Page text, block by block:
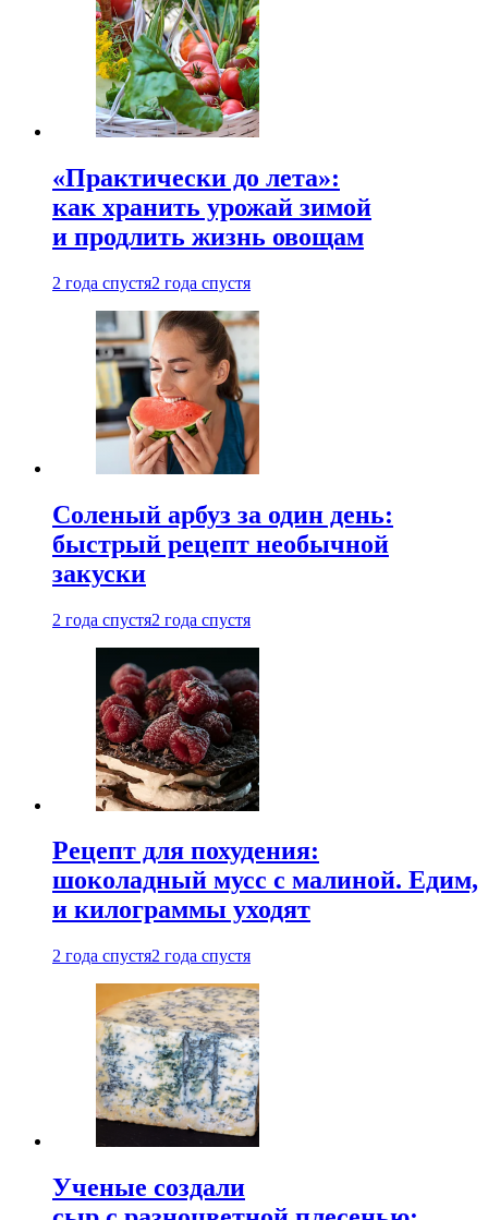
«Практически до лета»:
как хранить урожай зимой
и продлить жизнь овощам
2 года спустя2 года спустя
Соленый арбуз за один день:
быстрый рецепт необычной
закуски
2 года спустя2 года спустя
Рецепт для похудения:
шоколадный мусс с малиной. Едим,
и килограммы уходят
2 года спустя2 года спустя
Ученые создали